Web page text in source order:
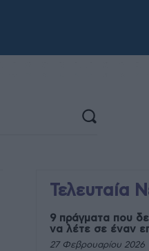
Τελευταία
9 πράγματα που
να λέτε σε έναν
27 Φεβρουαρίου 2026